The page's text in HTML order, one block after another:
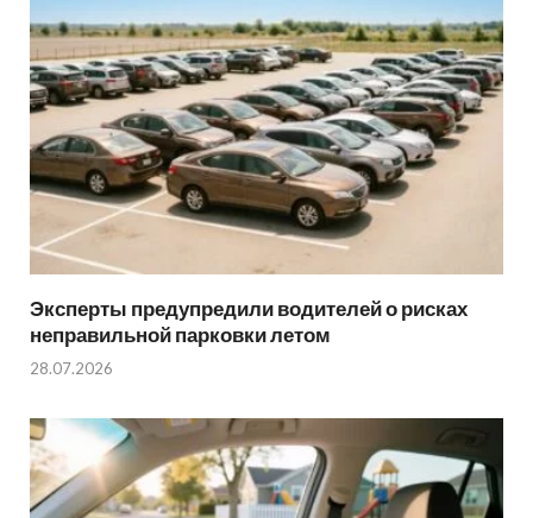
Эксперты предупредили водителей о рисках
неправильной парковки летом
28.07.2026